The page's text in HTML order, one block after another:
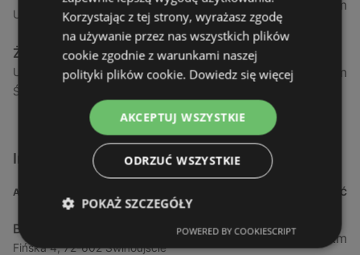
Ul. Armii Krajowej 12 / 1a, 72-600 Świnoujście
1,04 km
Żabka
Ul. Wybrzeże Wł. Iv 26/27 Lok. Lu, 72-600
Świnoujście
1,05 km
Inne sklepy Supermarkety w pobliżu
ADRES ODLEGŁOŚĆ
Biedronka
Fińska 4, 72-602 Świnoujście
0,23 km
Korzystając z tej strony, wyrażasz zgodę
na używanie przez nas wszystkich plików
cookie zgodnie z warunkami naszej
polityki plików cookie. Dowiedz się więcej
AKCEPTUJ WSZYSTKIE
ODRZUĆ WSZYSTKIE
POKAŻ SZCZEGÓŁY
POWERED BY COOKIESCRIPT